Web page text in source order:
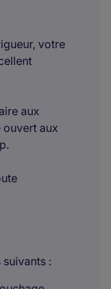
votre
aux
ouvert aux
: